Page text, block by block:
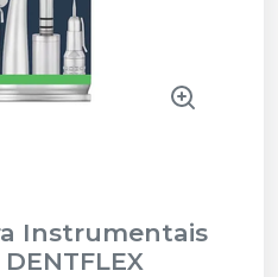
Instrumentais
DENTFLEX